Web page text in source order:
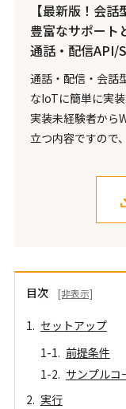
【最新版！会
豊富なサポート
通話・配信API/
通話・配信・会話
なIoTに簡単に実装
実装未経験者から
立つ内容ですので
目次 [非表示]
セットアップ
前提条件
サンプルコ
実行